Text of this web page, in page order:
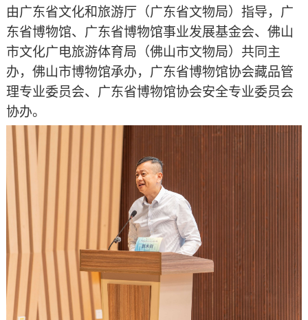
由广东省文化和旅游厅（广东省文物局）指导，广
东省博物馆、广东省博物馆事业发展基金会、佛山
市文化广电旅游体育局（佛山市文物局）共同主
办，佛山市博物馆承办，广东省博物馆协会藏品管
理专业委员会、广东省博物馆协会安全专业委员会
协办。